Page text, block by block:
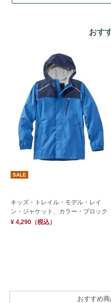
おす
SALE
キッズ・トレイル・モデル・レイ
ン・ジャケット、カラー・ブロック
¥ 4,290（税込）
おすすめ